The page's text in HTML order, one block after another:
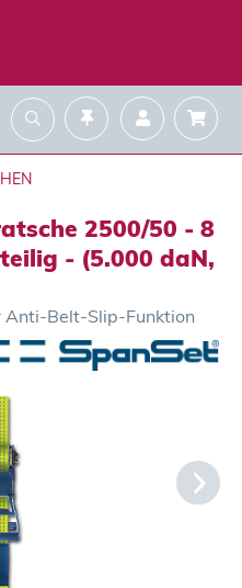
2500/50 - 8
- (5.000 daN,
Anti-Belt-Slip-Funktion